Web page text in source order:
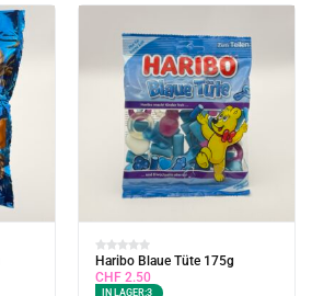
Haribo Blaue Tüte 175g
CHF 2.50
IN LAGER:3